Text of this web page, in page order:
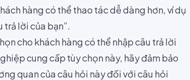
hàng có thể thao tác dễ dàng hơn, ví dụ
trả lời của bạn”.
cho khách hàng có thể nhập câu trả lời
cung cấp tùy chọn này, hãy đảm bảo
quan của câu hỏi này đối với câu hỏi